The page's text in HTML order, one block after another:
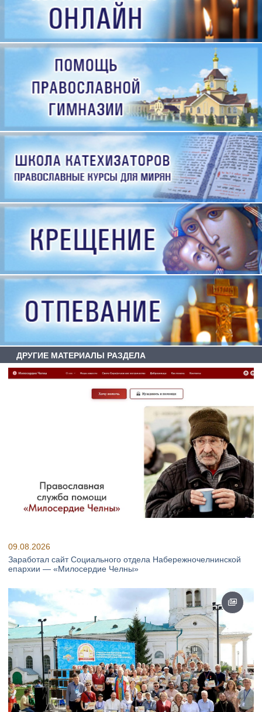
ДРУГИЕ МАТЕРИАЛЫ РАЗДЕЛА
09.08.2026
Заработал сайт Социального отдела Набережночелнинской
епархии — «Милосердие Челны»